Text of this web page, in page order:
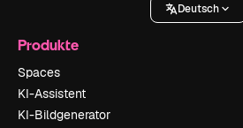
Deutsch
Produkte
Spaces
KI-Assistent
KI-Bildgenerator